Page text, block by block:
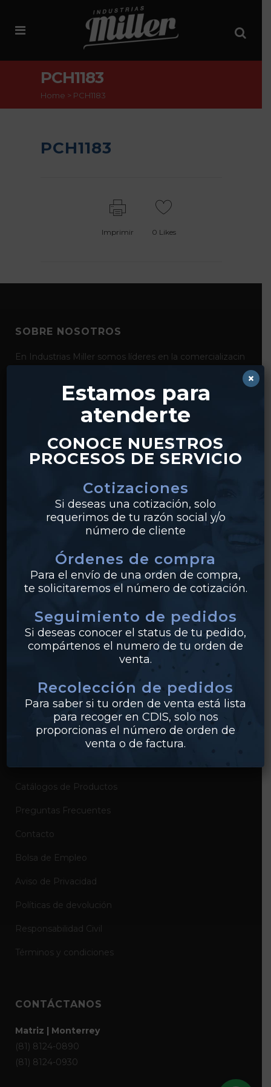
PCH1183
Home > PCH1183
PCH1183
Imprimir 0 Likes
SOBRE NOSOTROS
En Industrias Miller somos líderes en la comercializacin
como bridas, válvulas, tubería y conexiones de acero al
carbón, acero inoxidable y pvc. Con distribución desde
nuestros centros en Monterrey y Guadalajara,
realizamos envíos a clientes en todo México.
Válvulas
Bridas
PVC
EMPRESA
Sobre Industrias Miller
Catálogos de Productos
Preguntas Frecuentes
Contacto
Bolsa de Empleo
Aviso de Privacidad
Políticas de devolución
Responsabilidad Civil
Términos y condiciones
CONTÁCTANOS
Matriz | Monterrey
(81) 8124-0890
(81) 8124-0930
Estamos para
atenderte
CONOCE NUESTROS
PROCESOS DE SERVICIO
Cotizaciones
Si deseas una cotización, solo
requerimos de tu razón social y/o
número de cliente
Órdenes de compra
Para el envío de una orden de compra,
te solicitaremos el número de cotización.
Seguimiento de pedidos
Si deseas conocer el status de tu pedido,
compártenos el numero de tu orden de
venta.
Recolección de pedidos
Para saber si tu orden de venta está lista
para recoger en CDIS, solo nos
proporcionas el número de orden de
venta o de factura.
×